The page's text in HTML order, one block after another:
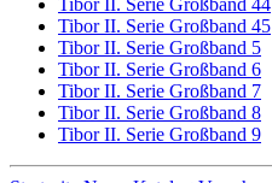
Tibor II. Serie Großband 44
Tibor II. Serie Großband 45
Tibor II. Serie Großband 5
Tibor II. Serie Großband 6
Tibor II. Serie Großband 7
Tibor II. Serie Großband 8
Tibor II. Serie Großband 9